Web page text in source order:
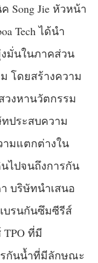
Song Jie หัวหน้า
Tech ได้นำ
งมั่นในภาคส่วน
โดยสร้างความ
วงหานวัตกรรม
ประสบความ
ามแตกต่างใน
ไปจนถึงการกัน
บริษัทนำเสนอ
บรนกันซึมซีรีส์
ที่มี
กันน้ำที่มีลักษณะ